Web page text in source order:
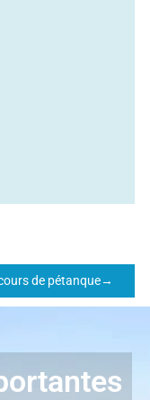
de pétanque→